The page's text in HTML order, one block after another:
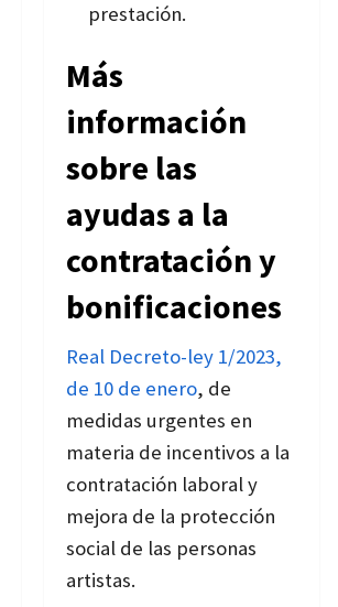
prestación.
Más
información
sobre las
ayudas a la
contratación y
bonificaciones
Real Decreto-ley 1/2023,
de 10 de enero, de
medidas urgentes en
materia de incentivos a la
contratación laboral y
mejora de la protección
social de las personas
artistas.